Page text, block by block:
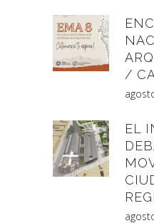
/
EL